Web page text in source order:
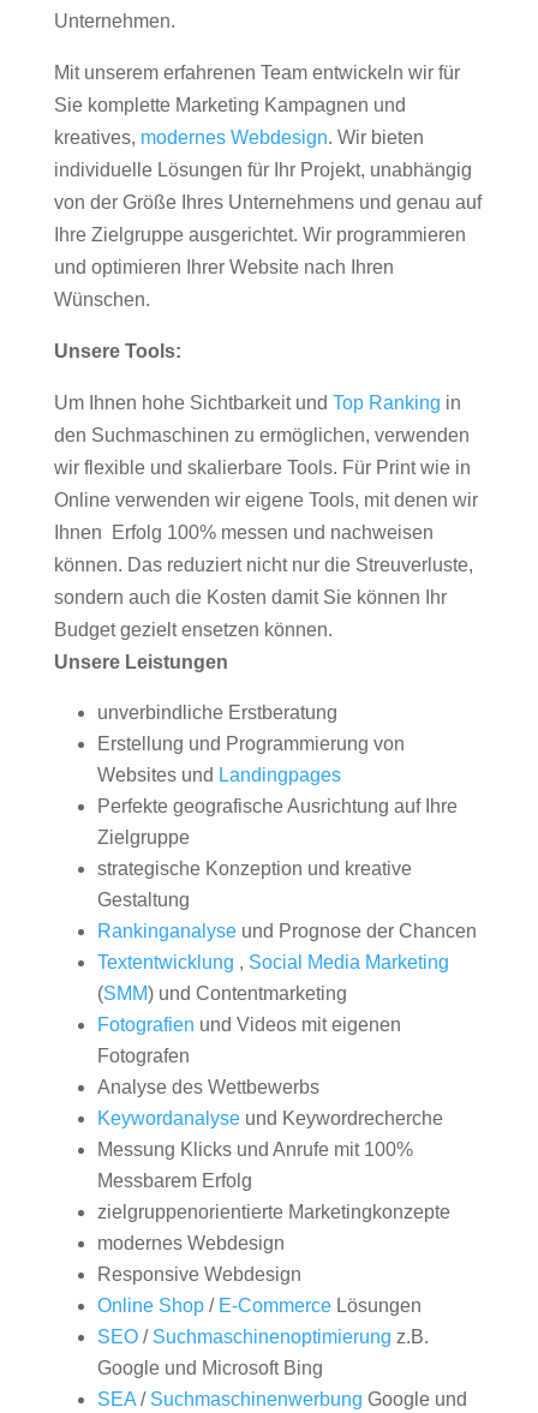
Unternehmen.
Mit unserem erfahrenen Team entwickeln wir für
Sie komplette Marketing Kampagnen und
kreatives, modernes Webdesign. Wir bieten
individuelle Lösungen für Ihr Projekt, unabhängig
von der Größe Ihres Unternehmens und genau auf
Ihre Zielgruppe ausgerichtet. Wir programmieren
und optimieren Ihrer Website nach Ihren
Wünschen.
Unsere Tools:
Um Ihnen hohe Sichtbarkeit und Top Ranking in
den Suchmaschinen zu ermöglichen, verwenden
wir flexible und skalierbare Tools. Für Print wie in
Online verwenden wir eigene Tools, mit denen wir
Ihnen Erfolg 100% messen und nachweisen
können. Das reduziert nicht nur die Streuverluste,
sondern auch die Kosten damit Sie können Ihr
Budget gezielt ensetzen können.
Unsere Leistungen
unverbindliche Erstberatung
Erstellung und Programmierung von
Websites und Landingpages
Perfekte geografische Ausrichtung auf Ihre
Zielgruppe
strategische Konzeption und kreative
Gestaltung
Rankinganalyseund Prognose der Chancen
Textentwicklung , Social Media Marketing
(SMM) und Contentmarketing
Fotografien und Videos mit eigenen
Fotografen
Analyse des Wettbewerbs
Keywordanalyseund Keywordrecherche
Messung Klicks und Anrufe mit 100%
Messbarem Erfolg
zielgruppenorientierte Marketingkonzepte
modernes Webdesign
Responsive Webdesign
Online Shop/ E-CommerceLösungen
SEO/ Suchmaschinenoptimierung z.B.
Google und Microsoft Bing
SEA/ Suchmaschinenwerbung Google und